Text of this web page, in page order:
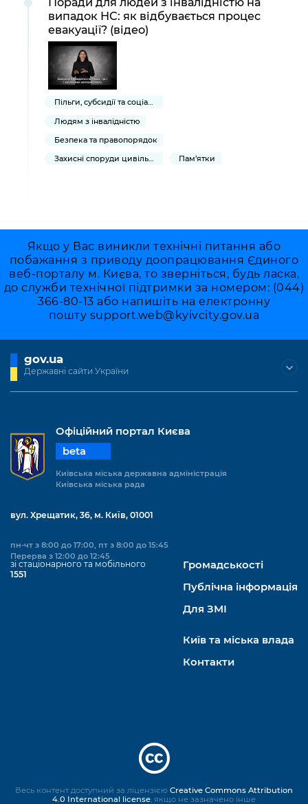
випадок НС: як відбувається процес
евакуації? (відео)
Пільги, субсидії та соціальний захист
Людям з інвалідністю
Безпека та правопорядок
Захисні споруди цивільного захисту
Пам’ятки
Якщо у Вас виникли технічні питання або
побажання з приводу доопрацювання Єдиного
веб-порталу м. Києва, то зверніться, будь ласка,
до служби технічної підтримки за номером: (044)
366-80-13 або напишіть на електронну
пошту support.web@kyivcity.gov.ua
gov.ua
Державні сайти України
Офіційний портал Києва
beta
Київська міська державна адміністрація
Київська міська рада
вул. Хрещатик, 36, м. Київ, 01001
пн-чт з 8:00 до 17:00, пт з 8:00 до 15:45
Перерва з 12:00 до 12:45
зі стаціонарного та мобільного
1551
Громадськості
Публічна інформація
Для ЗМІ
Київ та міська влада
Контакти
Весь контент доступний за ліцензією Creative Commons Attribution
4.0 International license, якщо не зазначено інше